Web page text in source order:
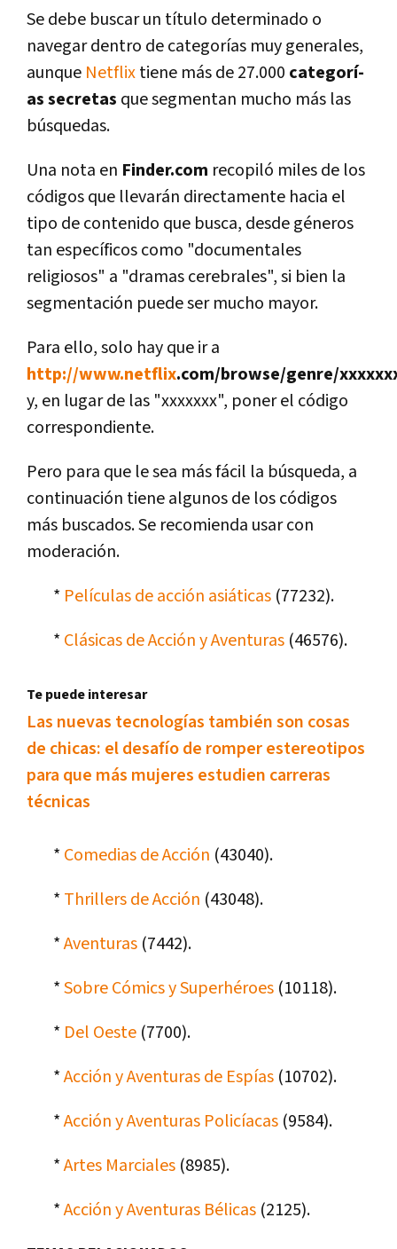
Se debe buscar un tí­tulo determinado o
navegar dentro de categorí­as muy generales,
aunque Netflixtiene más de 27.000 categorí­
as secretas que segmentan mucho más las
búsquedas.
Una nota en Finder.com recopiló miles de los
códigos que llevarán directamente hacia el
tipo de contenido que busca, desde géneros
tan especí­ficos como "documentales
religiosos" a "dramas cerebrales", si bien la
segmentación puede ser mucho mayor.
Para ello, solo hay que ir a
http://www.netflix.com/browse/genre/
y, en lugar de las "xxxxxxx", poner el código
correspondiente.
Pero para que le sea más fácil la búsqueda, a
continuación tiene algunos de los códigos
más buscados. Se recomienda usar con
moderación.
* Pelí­culas de acción asiáticas (77232).
* Clásicas de Acción y Aventuras (46576).
Te puede interesar
Las nuevas tecnologí­as también son cosas
de chicas: el desafí­o de romper estereotipos
para que más mujeres estudien carreras
técnicas
* Comedias de Acción (43040).
* Thrillers de Acción (43048).
*Aventuras (7442).
*Sobre Cómics y Superhéroes (10118).
* Del Oeste (7700).
*Acción y Aventuras de Espí­as (10702).
*Acción y Aventuras Policí­acas (9584).
*Artes Marciales (8985).
*Acción y Aventuras Bélicas (2125).